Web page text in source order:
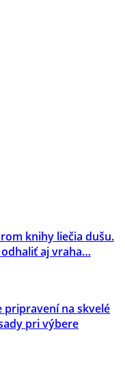
knihy liečia dušu.
aj vraha…
pripravení na skvelé
pri výbere